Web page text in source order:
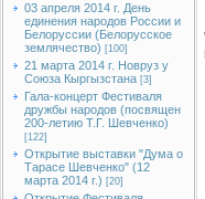
03 апреля 2014 г. День
единения народов России и
Белоруссии (Белорусское
землячество) [100]
21 марта 2014 г. Новруз у
Союза Кыргызстана [3]
Гала-концерт Фестиваля
дружбы народов (посвящен
200-летию Т.Г. Шевченко)
[122]
Открытие выставки "Дума о
Тарасе Шевченко" (12
марта 2014 г.) [20]